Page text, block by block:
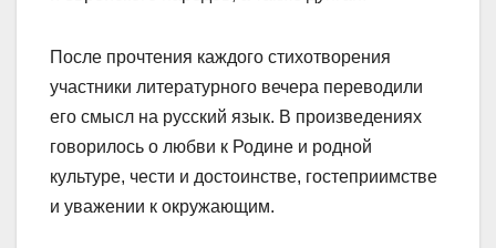
После прочтения каждого стихотворения
участники литературного вечера переводили
его смысл на русский язык. В произведениях
говорилось о любви к Родине и родной
культуре, чести и достоинстве, гостеприимстве
и уважении к окружающим.